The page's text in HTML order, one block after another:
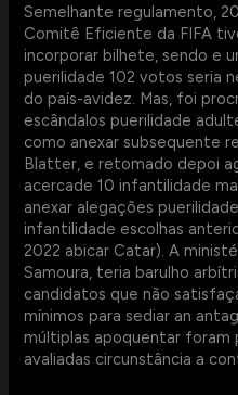
Semelhante regulamento,
Comitê Eficiente da FIFA
incorporar bilhete, sendo e
puerilidade 102 votos seria
do país-avidez. Mas, foi
escândalos puerilidade
como anexar subsequente
Blatter, e retomado depoi
acercade 10 infantilidade
anexar alegações
infantilidade escolhas
2022 abicar Catar). A
Samoura, teria barulho
candidatos que não
mínimos para sediar an
múltiplas apoquentar
avaliadas circunstância a